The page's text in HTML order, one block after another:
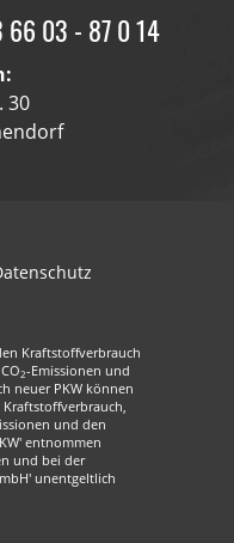
66 03 - 87 0 14
30
Kraftstoffverbrauch
2-Emissionen und
neuer PKW können
und den
entnommen
und bei der
unentgeltlich